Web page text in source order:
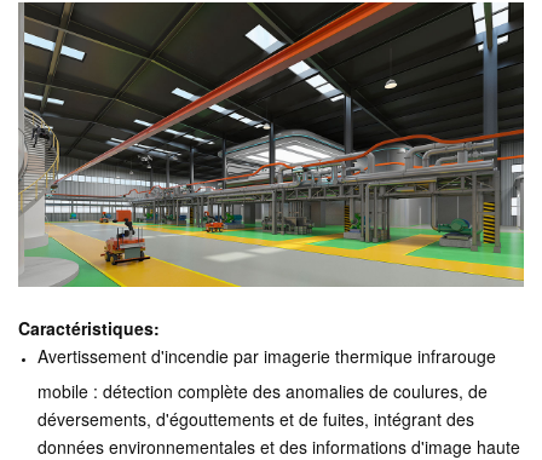
Caractéristiques:
Avertissement d'incendie par imagerie thermique infrarouge
mobile : détection complète des anomalies de coulures, de
déversements, d'égouttements et de fuites, intégrant des
données environnementales et des informations d'image haute